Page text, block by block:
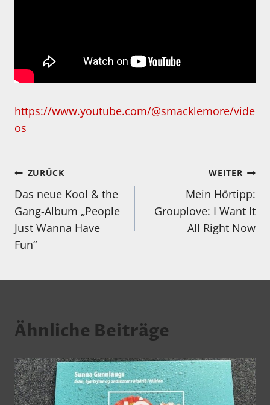
https://www.youtube.com/@smacklemore/vide
os
Beitragsnavigation
ZURÜCK
Das neue Kool & the
Gang-Album „People
Just Wanna Have
Fun“
WEITER
Mein Hörtipp:
Grouplove: I Want It
All Right Now
Ähnliche Beiträge